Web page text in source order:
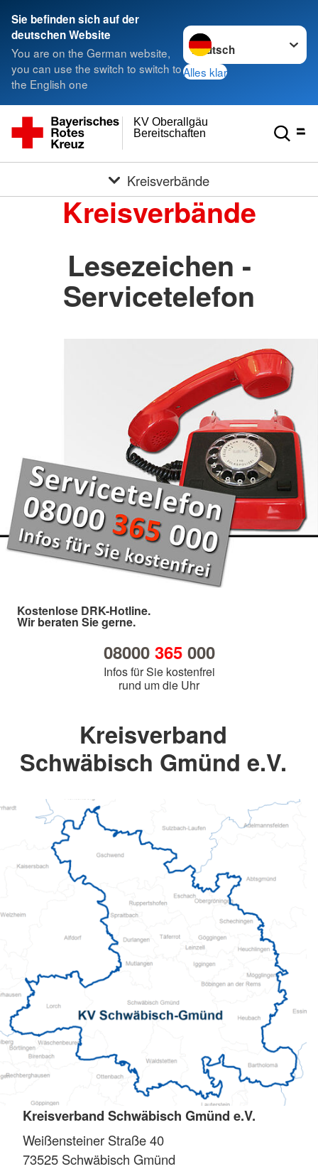
Sie befinden sich auf der
deutschen Website
You are on the German website,
you can use the switch to switch to
the English one
Sprache wechseln zu
Alles klar
Bereitschaften
KV Oberallgäu
Kreisverbände
Kreisverbände
Lesezeichen -
Servicetelefon
Kostenlose DRK-Hotline.
Wir beraten Sie gerne.
08000 365000
Infos für Sie kostenfrei
rund um die Uhr
Kreisverband
Schwäbisch Gmünd e.V.
Kreisverband Schwäbisch Gmünd e.V.
Weißensteiner Straße 40
73525 Schwäbisch Gmünd